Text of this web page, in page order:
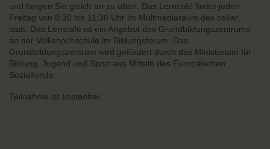
und fangen Sie gleich an zu üben. Das Lerncafé findet jeden
Freitag von 8:30 bis 11:30 Uhr im Multmediaraum des oskar.
statt. Das Lerncafé ist ein Angebot des Grundbildungszentrums
an der Volkshochschule im Bildungsforum. Das
Grundbildungszentrum wird gefördert durch das Ministerium für
Bildung, Jugend und Sport aus Mitteln des Europäischen
Sozialfonds.
Teilnahme ist kostenfrei.